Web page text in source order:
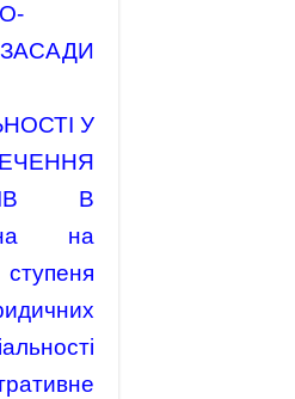
У
В
на
ступеня